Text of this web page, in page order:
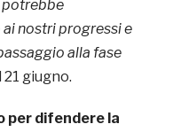
potrebbe
nostri progressi e
alla fase
giugno.
per difendere la